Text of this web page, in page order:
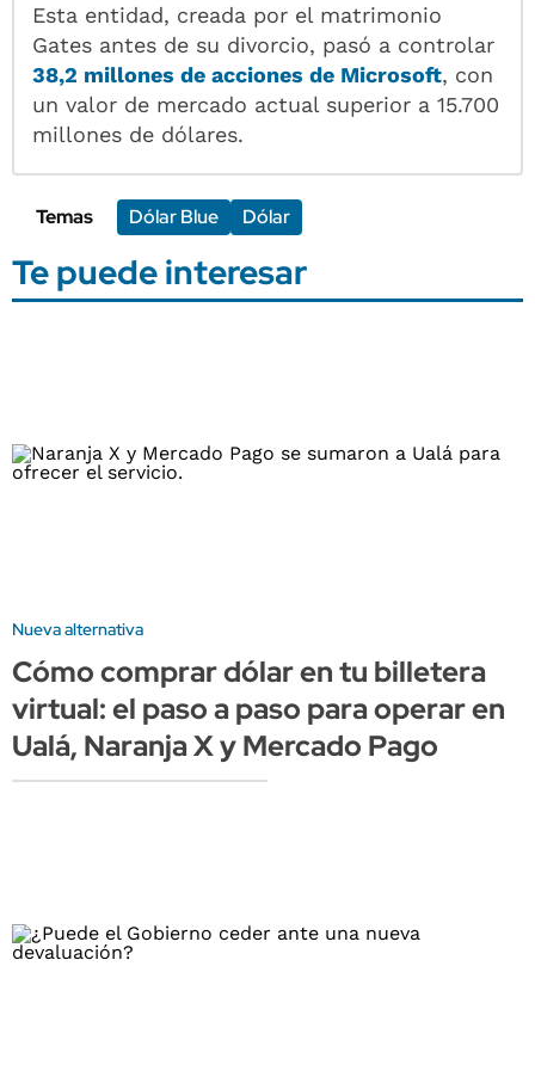
Esta entidad, creada por el matrimonio
Gates antes de su divorcio, pasó a controlar
38,2 millones de acciones de Microsoft, con
un valor de mercado actual superior a 15.700
millones de dólares.
Temas Dólar Blue Dólar
Te puede interesar
Nueva alternativa
Cómo comprar dólar en tu billetera
virtual: el paso a paso para operar en
Ualá, Naranja X y Mercado Pago